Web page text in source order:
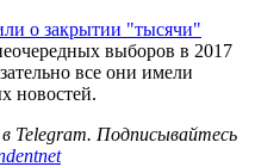
о закрытии "тысячи"
выборов в 2017
все они имели
новостей.
Telegram. Подписывайтесь